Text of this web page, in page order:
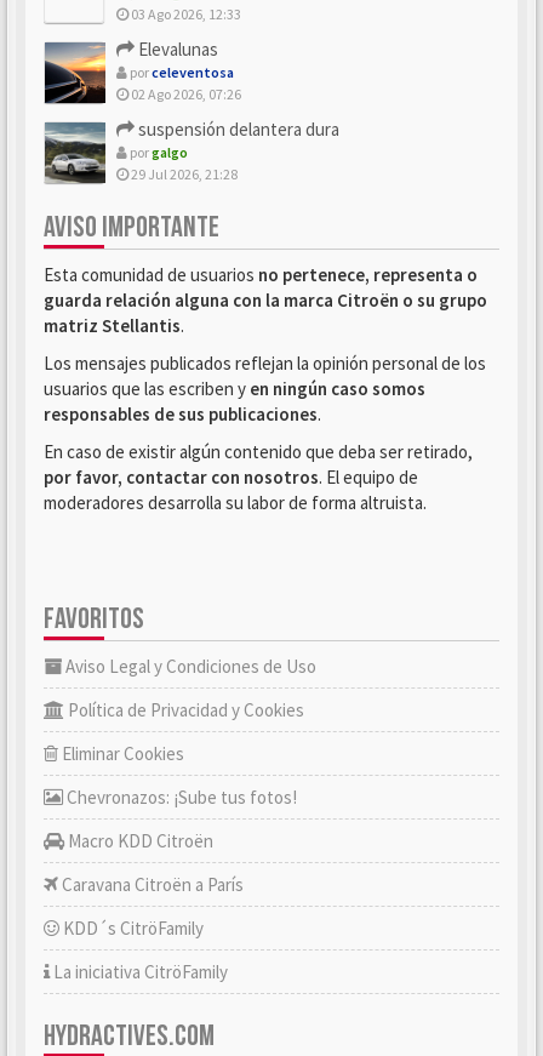
03 Ago 2026, 12:33
Elevalunas
porceleventosa
02 Ago 2026, 07:26
suspensión delantera dura
porgalgo
29 Jul 2026, 21:28
AVISO IMPORTANTE
Esta comunidad de usuarios no pertenece, representa o
guarda relación alguna con la marca Citroën o su grupo
matriz Stellantis.
Los mensajes publicados reflejan la opinión personal de los
usuarios que las escriben y en ningún caso somos
responsables de sus publicaciones.
En caso de existir algún contenido que deba ser retirado,
por favor, contactar con nosotros. El equipo de
moderadores desarrolla su labor de forma altruista.
FAVORITOS
Aviso Legal y Condiciones de Uso
Política de Privacidad y Cookies
Eliminar Cookies
Chevronazos: ¡Sube tus fotos!
Macro KDD Citroën
Caravana Citroën a París
KDD´s CitröFamily
La iniciativa CitröFamily
HYDRACTIVES.COM